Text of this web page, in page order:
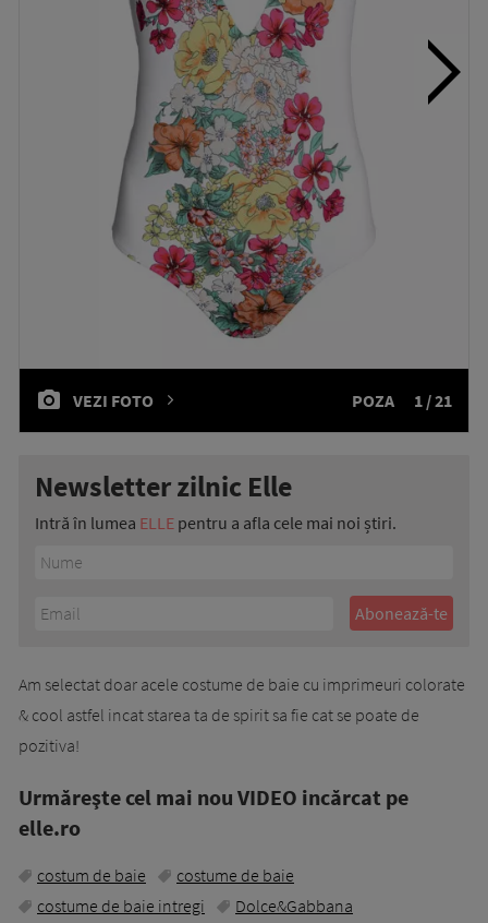
VEZI FOTO POZA 1 / 21
Newsletter zilnic Elle
Intră în lumea ELLE pentru a afla cele mai noi știri.
Am selectat doar acele costume de baie cu imprimeuri colorate
& cool astfel incat starea ta de spirit sa fie cat se poate de
pozitiva!
Urmăreşte cel mai nou VIDEO incărcat pe
elle.ro
costum de baie
costume de baie
costume de baie intregi
Dolce&Gabbana